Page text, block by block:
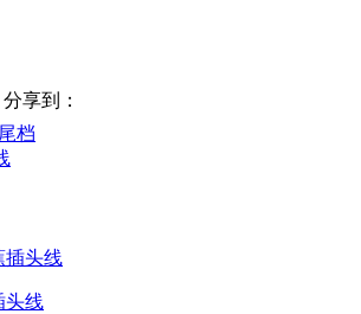
分享到：
档
头线